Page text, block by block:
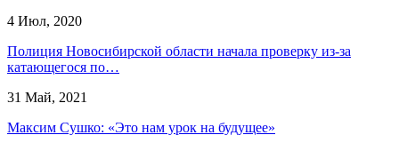
4 Июл, 2020
Полиция Новосибирской области начала проверку из-за
катающегося по…
31 Май, 2021
Максим Сушко: «Это нам урок на будущее»